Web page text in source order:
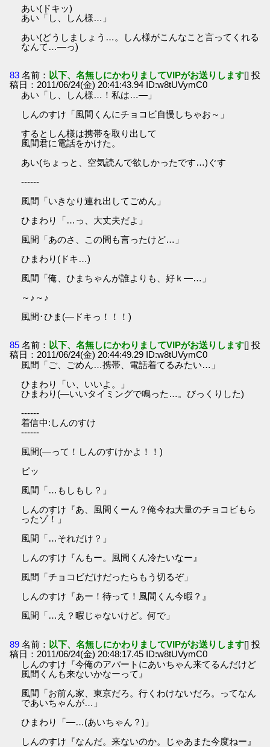
あい(ドキッ)
あい「し、しん様…」
あい(どうしましょう…。しん様がこんなこと言ってくれる
なんて…―っ)
83 名前： 以下、名無しにかわりましてVIPがお送りします[] 投
稿日：2011/06/24(金) 20:41:43.94 ID:w8tUVymC0
あい「し、しん様…！私は…―」
しんのすけ「風間くんにチョコビ自慢しちゃお～」
するとしん様は携帯を取り出して
風間君に電話をかけた。
あい(ちょっと、空気読んで欲しかったです…)ぐす
------
風間「いきなり連れ出してごめん」
ひまわり「…っ、大丈夫だよ」
風間「あのさ、この間も言ったけど…」
ひまわり(ドキ…)
風間「俺、ひまちゃんが誰よりも、好ｋ―…」
～♪～♪
風間･ひま(―ドキっ！！！)
85 名前： 以下、名無しにかわりましてVIPがお送りします[] 投
稿日：2011/06/24(金) 20:44:49.29 ID:w8tUVymC0
風間「ご、ごめん…携帯、電話着てるみたい…」
ひまわり「い、いいよ。」
ひまわり(―いいタイミングで鳴った…。びっくりした)
------
着信中:しんのすけ
------
風間(―って！しんのすけかよ！！)
ピッ
風間「…もしもし？」
しんのすけ『あ、風間くーん？俺今ね大量のチョコビもら
ったゾ！」
風間「…それだけ？」
しんのすけ『んもー。風間くん冷たいなー』
風間「チョコビだけだったらもう切るぞ」
しんのすけ『あー！待って！風間くん今暇？』
風間「…え？暇じゃないけど。何で」
89 名前： 以下、名無しにかわりましてVIPがお送りします[] 投
稿日：2011/06/24(金) 20:48:17.45 ID:w8tUVymC0
しんのすけ『今俺のアパートにあいちゃん来てるんだけど
風間くんも来ないかなーって』
風間「お前ん家、東京だろ。行くわけないだろ。ってなん
であいちゃんが…」
ひまわり「―…(あいちゃん？)」
しんのすけ『なんだ。来ないのか。じゃあまた今度ねー』